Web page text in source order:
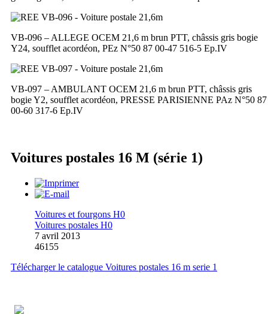
VB-096 – ALLEGE OCEM 21,6 m brun PTT, châssis gris bogie
Y24, soufflet acordéon, PEz N°50 87 00-47 516-5 Ep.IV
VB-097 – AMBULANT OCEM 21,6 m brun PTT, châssis gris
bogie Y2, soufflet acordéon, PRESSE PARISIENNE PAz N°50 87
00-60 317-6 Ep.IV
Voitures postales 16 M (série 1)
Voitures et fourgons H0
Voitures postales H0
7 avril 2013
46155
Télécharger le catalogue Voitures postales 16 m serie 1